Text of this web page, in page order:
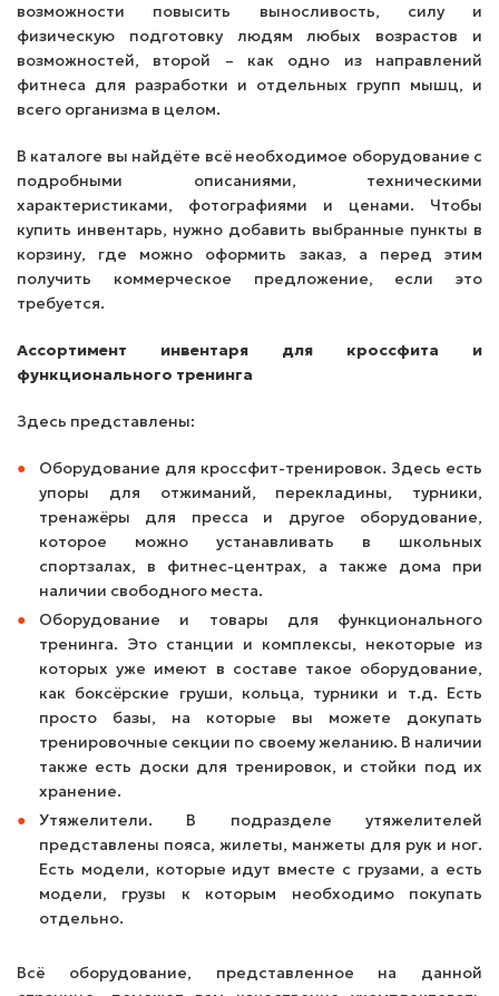
возможности повысить выносливость, силу и
физическую подготовку людям любых возрастов и
возможностей, второй – как одно из направлений
фитнеса для разработки и отдельных групп мышц, и
всего организма в целом.
В каталоге вы найдёте всё необходимое оборудование с
подробными описаниями, техническими
характеристиками, фотографиями и ценами. Чтобы
купить инвентарь, нужно добавить выбранные пункты в
корзину, где можно оформить заказ, а перед этим
получить коммерческое предложение, если это
требуется.
Ассортимент инвентаря для кроссфита и
функционального тренинга
Здесь представлены:
Оборудование для кроссфит-тренировок. Здесь есть
упоры для отжиманий, перекладины, турники,
тренажёры для пресса и другое оборудование,
которое можно устанавливать в школьных
спортзалах, в фитнес-центрах, а также дома при
наличии свободного места.
Оборудование и товары для функционального
тренинга. Это станции и комплексы, некоторые из
которых уже имеют в составе такое оборудование,
как боксёрские груши, кольца, турники и т.д. Есть
просто базы, на которые вы можете докупать
тренировочные секции по своему желанию. В наличии
также есть доски для тренировок, и стойки под их
хранение.
Утяжелители. В подразделе утяжелителей
представлены пояса, жилеты, манжеты для рук и ног.
Есть модели, которые идут вместе с грузами, а есть
модели, грузы к которым необходимо покупать
отдельно.
Всё оборудование, представленное на данной